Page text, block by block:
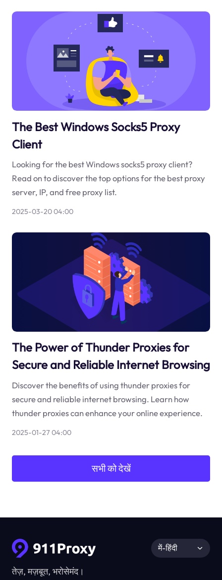
The Best Windows Socks5 Proxy
Client
Looking for the best Windows socks5 proxy client?
Read on to discover the top options for the best proxy
server, IP, and free proxy list.
2025-03-20 04:00
The Power of Thunder Proxies for
Secure and Reliable Internet Browsing
Discover the benefits of using thunder proxies for
secure and reliable internet browsing. Learn how
thunder proxies can enhance your online experience.
2025-01-27 04:00
सभी को देखें
तेज़, मज़बूत, भरोसेमंद।
में-हिंदी